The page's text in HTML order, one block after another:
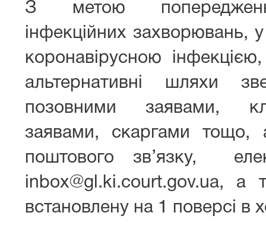
З метою
інфекційних захворювань,
коронавірусною
альтернативні шляхи
позовними заявами,
заявами, скаргами
поштового зв’язку,
inbox@gl.ki.court.gov.ua, а
встановлену на 1 поверсі в